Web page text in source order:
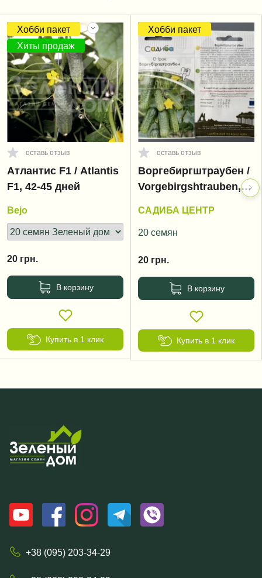
Хобби пакет
Хиты продаж
оставь отзыв
Атлантис F1 / Atlantis
F1, 42-45 дней
Bejo
20 грн.
В корзину
Купить в 1 клик
Хобби пакет
оставь отзыв
Воргебиргштраубен /
Vorgebirgshtrauben,
САДИБА ЦЕНТР
20 семян
20 грн.
В корзину
Купить в 1 клик
+38 (095) 203-34-29